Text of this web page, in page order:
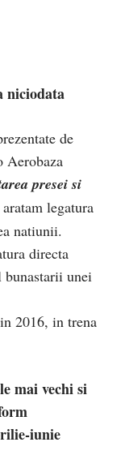
niciodata
de
Aerobaza
presei si
aratam legatura
natiunii.
directa
unei
2016, in trena
mai vechi si
iunie